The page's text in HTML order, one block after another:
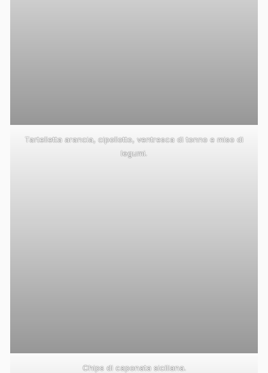
Tartelletta arancia, cipollotto, ventresca di tonno e miso di
legumi.
Chips di caponata siciliana.